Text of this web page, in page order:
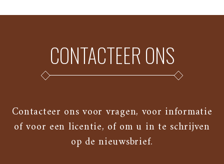
CONTACTEER ONS
Contacteer ons voor vragen, voor informatie
of voor een licentie, of om u in te schrijven
op de nieuwsbrief.